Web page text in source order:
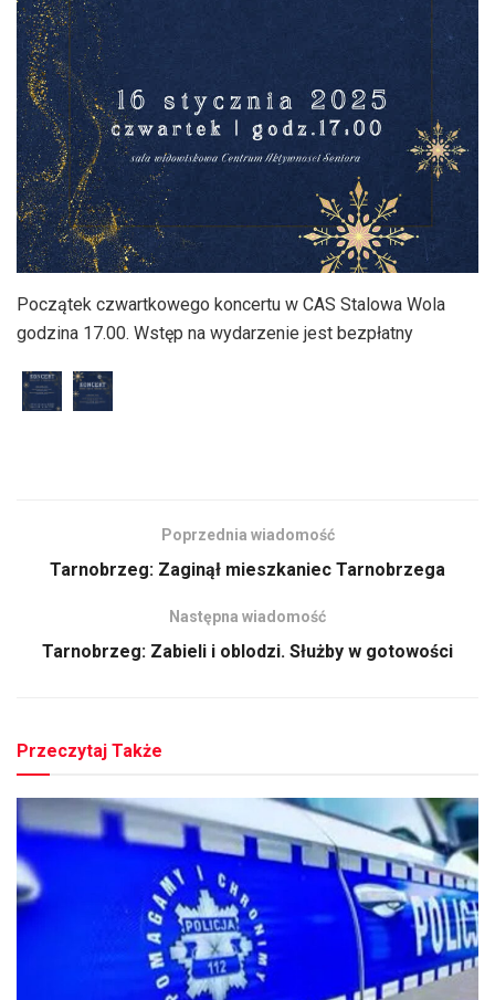
Początek czwartkowego koncertu w CAS Stalowa Wola
godzina 17.00. Wstęp na wydarzenie jest bezpłatny
Poprzednia wiadomość
Tarnobrzeg: Zaginął mieszkaniec Tarnobrzega
Następna wiadomość
Tarnobrzeg: Zabieli i oblodzi. Służby w gotowości
Przeczytaj Także